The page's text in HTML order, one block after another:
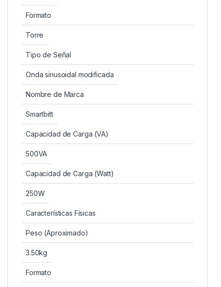
Formato
Torre
Tipo de Señal
Onda sinusoidal modificada
Nombre de Marca
Smartbitt
Capacidad de Carga (VA)
500VA
Capacidad de Carga (Watt)
250W
Características Físicas
Peso (Aproximado)
3.50kg
Formato